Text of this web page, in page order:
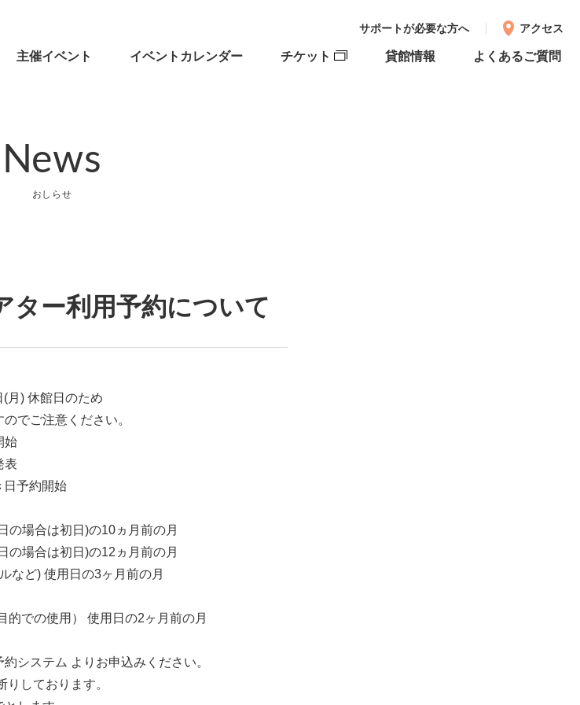
サポートが必要な方へ アクセス
主催イベント イベントカレンダー チケット 貸館情報 よくあるご質問
News
おしらせ
ター利用予約について
(月 ) 休館日のため
でご注意ください。
始
表
日予約開始
の場合は初日 )の10ヵ月前の月
の場合は初日 )の12 ヵ月前の月
など) 使用日の3ヶ月前の月
的での使用） 使用日の2ヶ月前の月
システム よりお申込みください。
しております。